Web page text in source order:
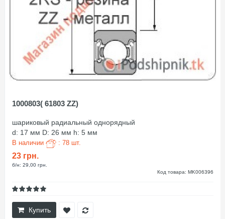
1000803( 61803 ZZ)
шариковый радиальный однорядный
d: 17 мм D: 26 мм h: 5 мм
В наличии : 78 шт.
23 грн.
б/н: 29,00 грн.
Код товара: MK006396
Купить